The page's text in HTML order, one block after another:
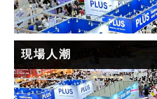
現場人潮